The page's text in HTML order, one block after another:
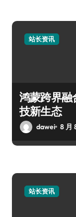
站长资讯
鸿蒙跨界融
技新生态
dawei 8 月
站长资讯